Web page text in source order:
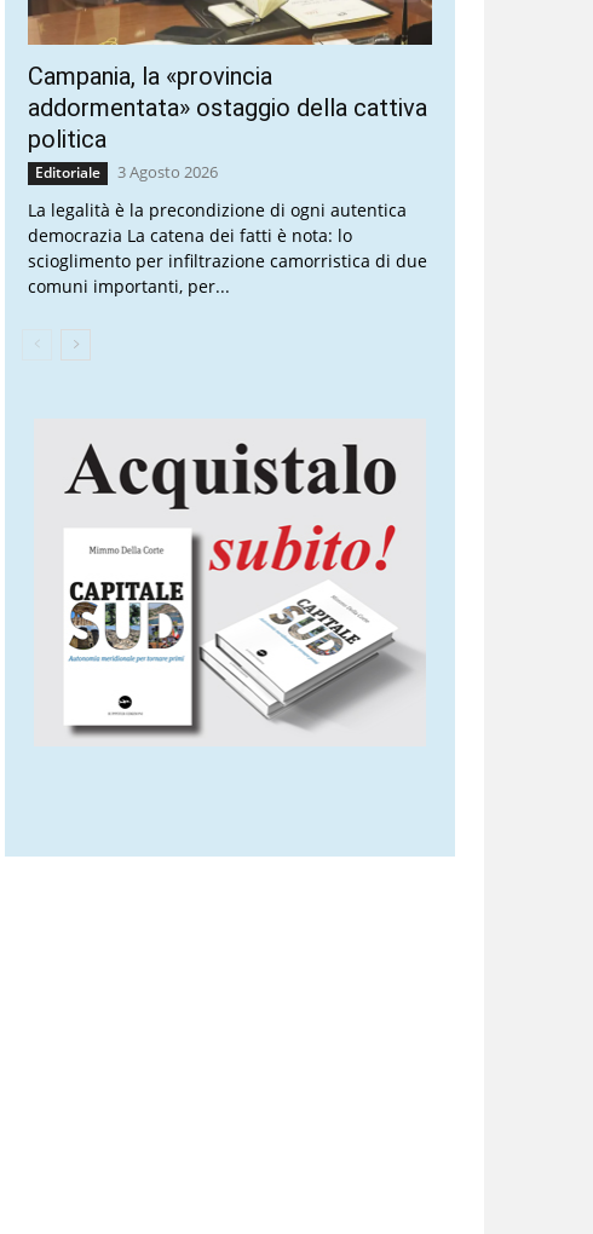
Campania, la «provincia
addormentata» ostaggio della cattiva
politica
Editoriale 3 Agosto 2026
La legalità è la precondizione di ogni autentica
democrazia La catena dei fatti è nota: lo
scioglimento per infiltrazione camorristica di due
comuni importanti, per...